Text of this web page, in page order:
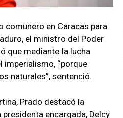
comunero en Caracas para
el ministro del Poder
que mediante la lucha
“porque
naturales”, sentenció.
Prado destacó la
encargada, Delcy